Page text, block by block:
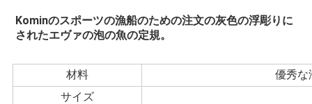
管
理
私
Kominのスポーツの漁船のための注文の灰色の浮彫りに
されたエヴァの泡の魚の定規。
材料
優秀な
サイズ